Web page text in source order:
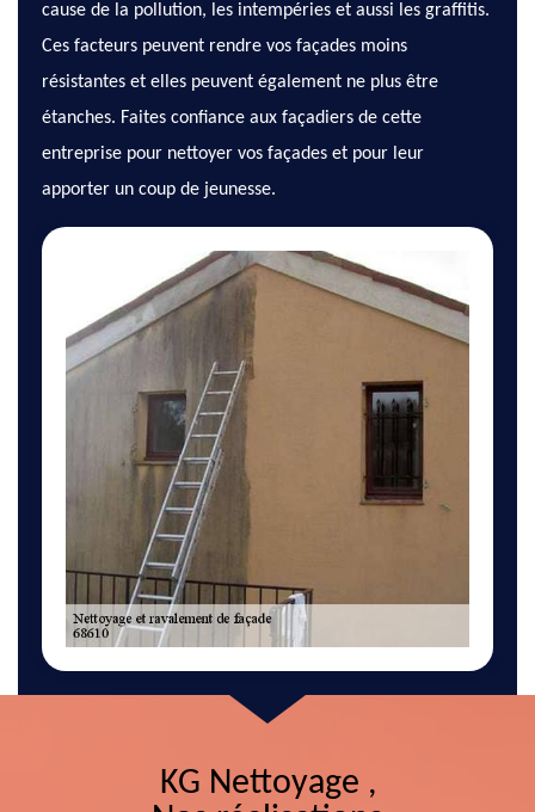
cause de la pollution, les intempéries et aussi les graffitis.
Ces facteurs peuvent rendre vos façades moins
résistantes et elles peuvent également ne plus être
étanches. Faites confiance aux façadiers de cette
entreprise pour nettoyer vos façades et pour leur
apporter un coup de jeunesse.
KG Nettoyage ,